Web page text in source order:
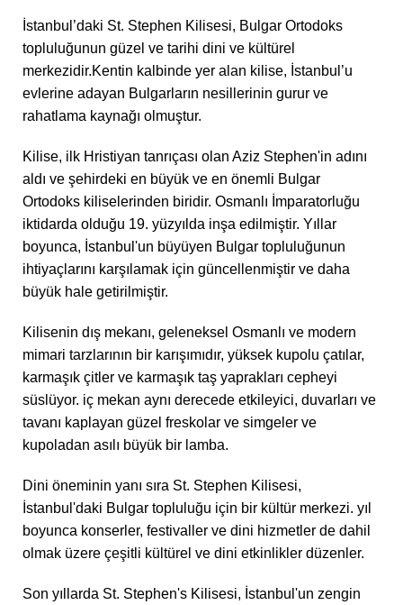
İstanbul’daki St. Stephen Kilisesi, Bulgar Ortodoks
topluluğunun güzel ve tarihi dini ve kültürel
merkezidir.Kentin kalbinde yer alan kilise, İstanbul’u
evlerine adayan Bulgarların nesillerinin gurur ve
rahatlama kaynağı olmuştur.
Kilise, ilk Hristiyan tanrıçası olan Aziz Stephen'in adını
aldı ve şehirdeki en büyük ve en önemli Bulgar
Ortodoks kiliselerinden biridir. Osmanlı İmparatorluğu
iktidarda olduğu 19. yüzyılda inşa edilmiştir. Yıllar
boyunca, İstanbul'un büyüyen Bulgar topluluğunun
ihtiyaçlarını karşılamak için güncellenmiştir ve daha
büyük hale getirilmiştir.
Kilisenin dış mekanı, geleneksel Osmanlı ve modern
mimari tarzlarının bir karışımıdır, yüksek kupolu çatılar,
karmaşık çitler ve karmaşık taş yaprakları cepheyi
süslüyor. iç mekan aynı derecede etkileyici, duvarları ve
tavanı kaplayan güzel freskolar ve simgeler ve
kupoladan asılı büyük bir lamba.
Dini öneminin yanı sıra St. Stephen Kilisesi,
İstanbul'daki Bulgar topluluğu için bir kültür merkezi. yıl
boyunca konserler, festivaller ve dini hizmetler de dahil
olmak üzere çeşitli kültürel ve dini etkinlikler düzenler.
Son yıllarda St. Stephen's Kilisesi, İstanbul'un zengin